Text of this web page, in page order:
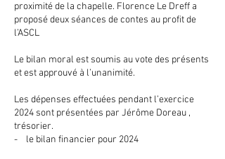
proximité de la chapelle. Florence Le Dreff a
proposé deux séances de contes au profit de
l’ASCL
Le bilan moral est soumis au vote des présents
et est approuvé à l’unanimité.
Les dépenses effectuées pendant l’exercice
2024 sont présentées par Jérôme Doreau ,
trésorier.
- le bilan financier pour 2024